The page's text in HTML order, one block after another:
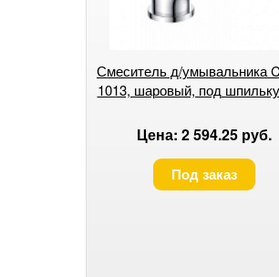
Смеситель д/умывальника
1013, шаровый, под
Цена: 2 594.25 руб.
Под заказ